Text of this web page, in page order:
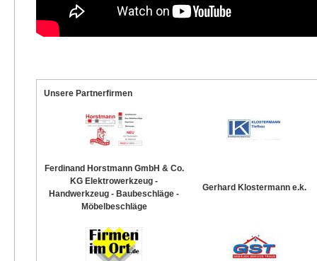
Unsere Partnerfirmen
Ferdinand Horstmann GmbH & Co.
KG Elektrowerkzeug -
Handwerkzeug - Baubeschläge -
Möbelbeschläge
Gerhard Klostermann e.k.